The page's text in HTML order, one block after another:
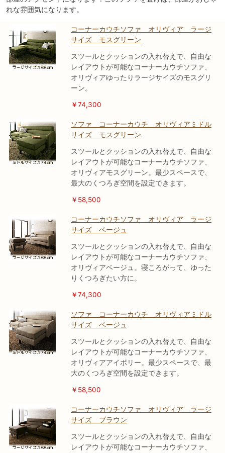
れな雰囲気になります。
コーナーカウチソファ オリヴィア ラージ
サイズ モスグリーン
スツールとクッションの入れ替えで、自由な
レイアウトが可能なコーナーカウチソファ、
オリヴィアゆったりラージサイズのモスグリ
ーン。
￥74,300
ソファ コーナーカウチ オリヴィアミドル
サイズ モスグリーン
スツールとクッションの入れ替えで、自由な
レイアウトが可能なコーナーカウチソファ、
オリヴィアモスグリーン。最少スペースで、
最大のくつろぎ空間を設定できます。
￥58,500
コーナーカウチソファ オリヴィア ラージ
サイズ ベージュ
スツールとクッションの入れ替えで、自由な
レイアウトが可能なコーナーカウチソファ、
オリヴィアベージュ。寝ころがって、ゆった
りくつろぎたい方に。
￥74,300
ソファ コーナーカウチ オリヴィアミドル
サイズ ベージュ
スツールとクッションの入れ替えで、自由な
レイアウトが可能なコーナーカウチソファ、
オリヴィアアイボリー。最少スペースで、最
大のくつろぎ空間を設定できます。
￥58,500
コーナーカウチソファ オリヴィア ラージ
サイズ ブラウン
スツールとクッションの入れ替えで、自由な
レイアウトが可能なコーナーカウチソファ、